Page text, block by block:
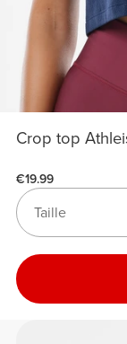
Crop top
€19.99
Taille